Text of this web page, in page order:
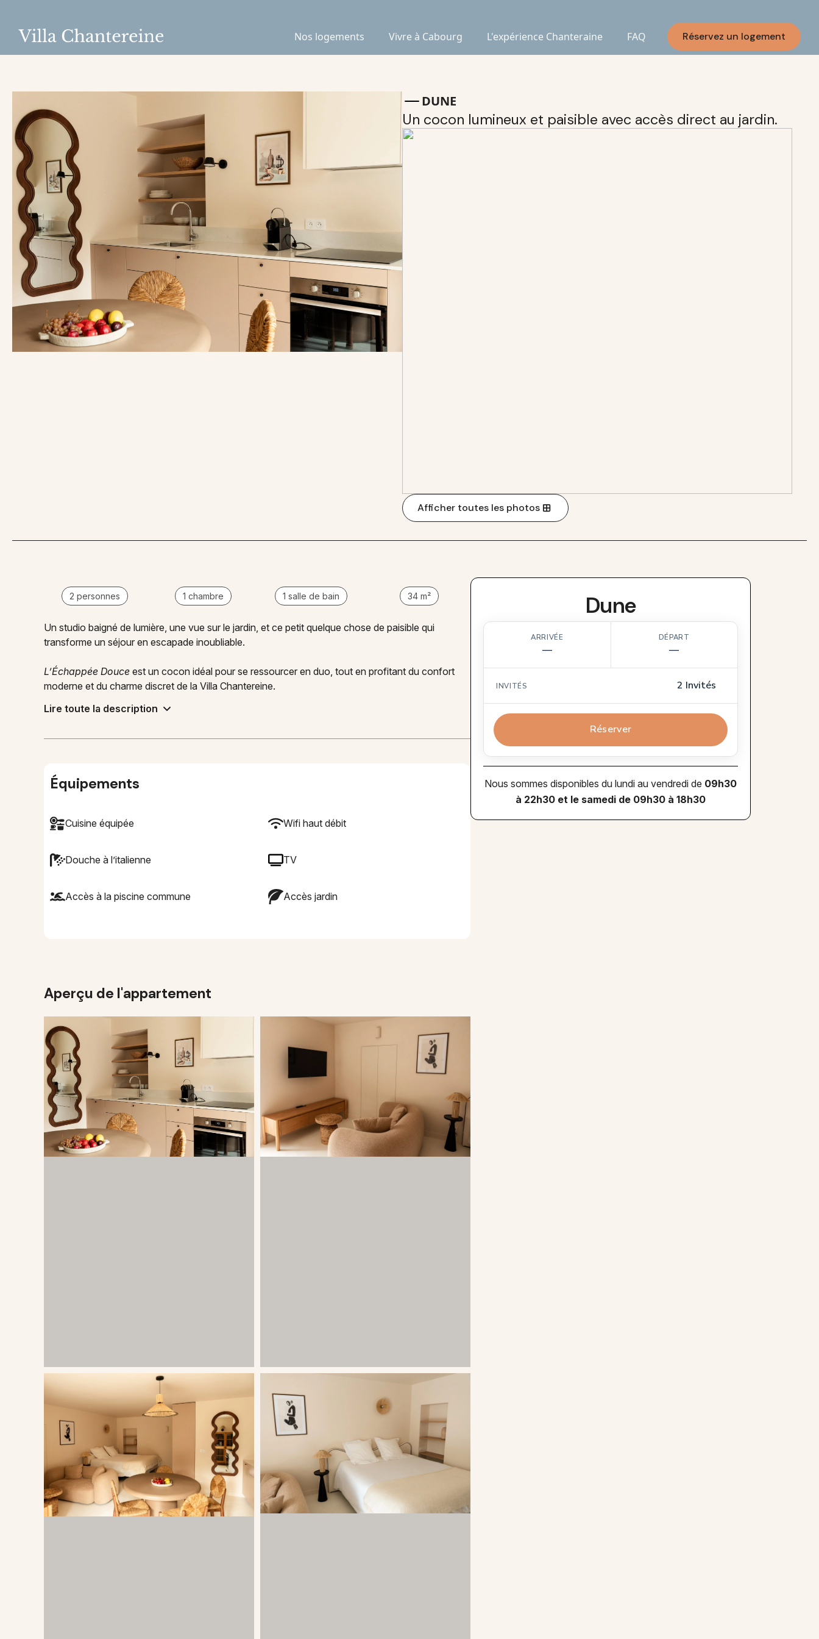
Nos logements Vivre à Cabourg L'expérience Chanteraine FAQ Réservez un logement
DUNE
Un cocon lumineux et paisible avec accès direct au jardin.
Afficher toutes les photos
2 personnes 1 chambre 1 salle de bain 34 m²
Un studio baigné de lumière, une vue sur le jardin, et ce petit quelque chose de paisible qui
transforme un séjour en escapade inoubliable.
L’Échappée Douce est un cocon idéal pour se ressourcer en duo, tout en profitant du confort
moderne et du charme discret de la Villa Chantereine.
Lire toute la description
Équipements
Cuisine équipée Wifi haut débit
Douche à l’italienne TV
Accès à la piscine commune Accès jardin
Aperçu de l'appartement
Dune
ARRIVÉE
—
DÉPART
—
INVITÉS 2 Invités
Réserver
Nous sommes disponibles du lundi au vendredi de 09h30
à 22h30 et le samedi de 09h30 à 18h30